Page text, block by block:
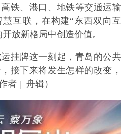
铁、港口、地铁等交通运输
互联，在构建“东西双向互
放新格局中创造价值。
挂牌这一刻起，青岛的公共
接下来将发生怎样的改变，
者 | 舟辑）